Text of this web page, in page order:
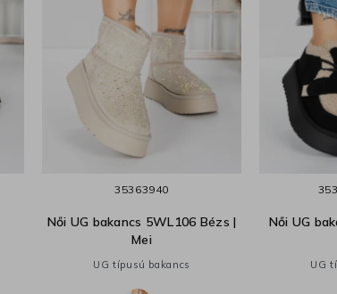
35363940
Női UG bakancs 5WL106 Bézs |
Mei
UG típusú bakancs
35
Női UG
UG